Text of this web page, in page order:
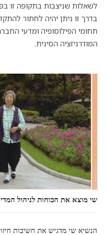
לשאלות שניצבות בתקופה זו
בדרך זו ניתן יהיה לחתור
תחומי הפילוסופיה ומדעי
המודרניזציה הסינית.
שי מוצא את הכוחות לניהול
הנשיא שי מדגיש את חשיבות